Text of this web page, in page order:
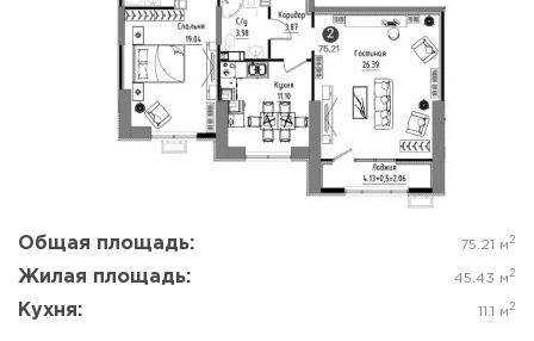
Общая площадь: 75.21 м 2
Жилая площадь: 45.43 м 2
Кухня: 11.1 м 2
Да, удалить Отмена